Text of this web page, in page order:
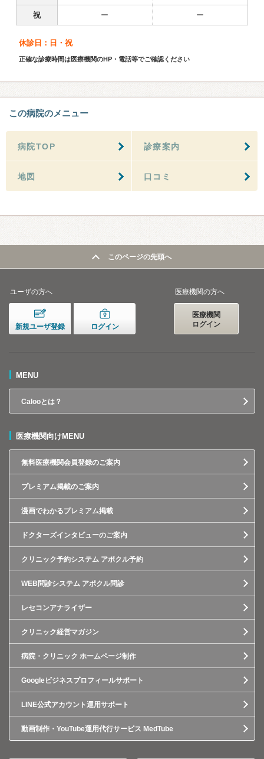
祝 ー ー
休診日：日・祝
正確な診療時間は医療機関のHP・電話等でご確認ください
この病院のメニュー
病院TOP 診療案内
地図 口コミ
このページの先頭へ
ユーザの方へ
新規ユーザ登録 ログイン
医療機関の方へ
医療機関
ログイン
MENU
Calooとは？
医療機関向けMENU
無料医療機関会員登録のご案内
プレミアム掲載のご案内
漫画でわかるプレミアム掲載
ドクターズインタビューのご案内
クリニック予約システム アポクル予約
WEB問診システム アポクル問診
レセコンアナライザー
クリニック経営マガジン
病院・クリニック ホームページ制作
Googleビジネスプロフィールサポート
LINE公式アカウント運用サポート
動画制作・YouTube運用代行サービス MedTube